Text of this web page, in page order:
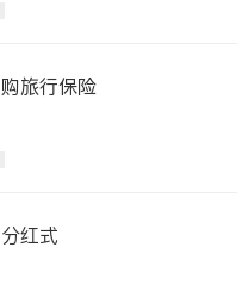
购旅行保险
分红式